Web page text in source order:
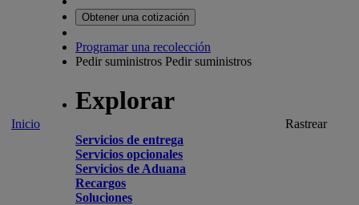
Inicio
Obtener una cotización
Programar una recolección
Pedir suministros Pedir suministros
Explorar
Servicios de entrega
Servicios opcionales
Servicios de Aduana
Recargos
Soluciones
Rastrear